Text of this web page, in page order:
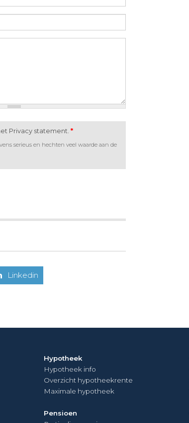
Privacy statement. *
serieus en hechten veel waarde aan de
Linkedin
Hypotheek
Hypotheek info
Overzicht hypotheekrente
Maximale hypotheek
Pensioen